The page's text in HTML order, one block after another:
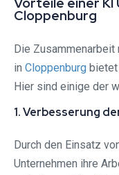
Cloppenburg
Die Zusammenarbeit
in Cloppenburg bietet
Hier sind einige der
1. Verbesserung
Durch den Einsatz
Unternehmen ihre